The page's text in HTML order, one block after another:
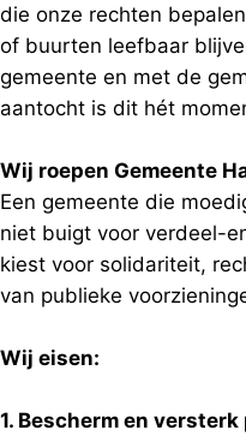
die onze rechten
of buurten leefbaar
gemeente en met de
aantocht is dit hét
Wij roepen Gemeente
Een gemeente die
niet buigt voor verdeel-
kiest voor solidariteit,
van publieke
Wij eisen:
1. Bescherm en